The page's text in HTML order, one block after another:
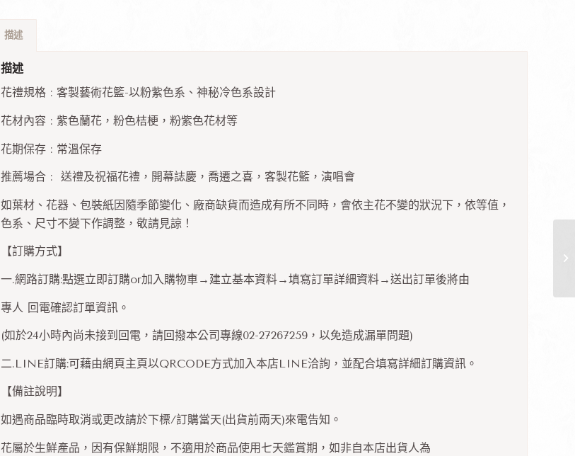
描述
描述
花禮規格 : 客製藝術花籃-以粉紫色系、神秘冷色系設計
花材內容 : 紫色蘭花，粉色桔梗，粉紫色花材等
花期保存 : 常溫保存
推薦場合 : 送禮及祝福花禮，開幕誌慶，喬遷之喜，客製花籃，演唱會
如葉材、花器、包裝紙因隨季節變化、廠商缺貨而造成有所不同時，會依主花不變的狀況下，依等值，
色系、尺寸不變下作調整，敬請見諒！
【訂購方式】
一.網路訂購:點選立即訂購or加入購物車→建立基本資料→填寫訂單詳細資料→送出訂單後將由
專人 回電確認訂單資訊。
(如於24小時內尚未接到回電，請回撥本公司專線02-27267259，以免造成漏單問題)
二.LINE訂購:可藉由網頁主頁以QRCODE方式加入本店LINE洽詢，並配合填寫詳細訂購資訊。
【備註說明】
如遇商品臨時取消或更改請於下標/訂購當天(出貨前兩天)來電告知。
花屬於生鮮產品，因有保鮮期限，不適用於商品使用七天鑑賞期，如非自本店出貨人為